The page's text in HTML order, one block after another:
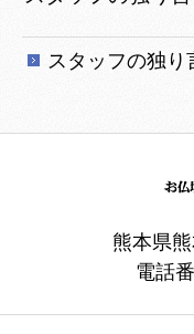
スタッフの独り
熊本県
電話